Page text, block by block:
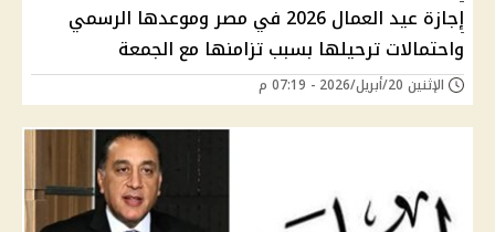
إجازة عيد العمال 2026 في مصر وموعدها الرسمي
واحتمالات ترحيلها بسبب تزامنها مع الجمعة
الإثنين 20/أبريل/2026 - 07:19 م